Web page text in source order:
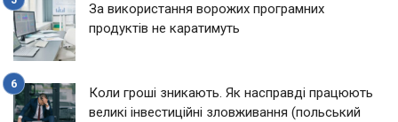
За використання ворожих програмних
продуктів не каратимуть
Коли гроші зникають. Як насправді працюють
великі інвестиційні зловживання (польський